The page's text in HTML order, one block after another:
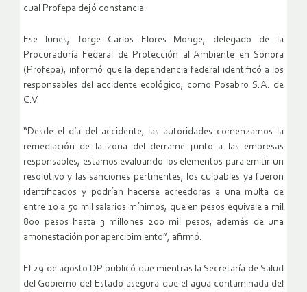
cual Profepa dejó constancia:
Ese lunes, Jorge Carlos Flores Monge, delegado de la
Procuraduría Federal de Protección al Ambiente en Sonora
(Profepa), informó que la dependencia federal identificó a los
responsables del accidente ecológico, como Posabro S.A. de
C.V.
“Desde el día del accidente, las autoridades comenzamos la
remediación de la zona del derrame junto a las empresas
responsables, estamos evaluando los elementos para emitir un
resolutivo y las sanciones pertinentes, los culpables ya fueron
identificados y podrían hacerse acreedoras a una multa de
entre 10 a 50 mil salarios mínimos, que en pesos equivale a mil
800 pesos hasta 3 millones 200 mil pesos, además de una
amonestación por apercibimiento”, afirmó.
El 29 de agosto DP publicó que mientras la Secretaría de Salud
del Gobierno del Estado asegura que el agua contaminada del